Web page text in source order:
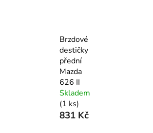
Brzdové
destičky
přední
Mazda
626 II
Skladem
(1 ks)
831 Kč